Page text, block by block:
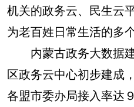
机关的政务云、民生云
为老百姓日常生活的多
内蒙古政务大数据建
区政务云中心初步建成
各盟市委办局接入率达